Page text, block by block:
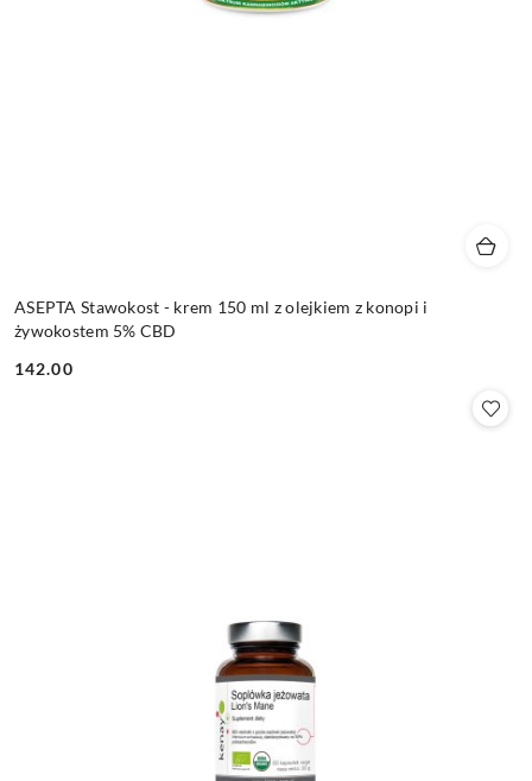
ASEPTA Stawokost - krem 150 ml z olejkiem z konopi i
żywokostem 5% CBD
Cena:
142.00